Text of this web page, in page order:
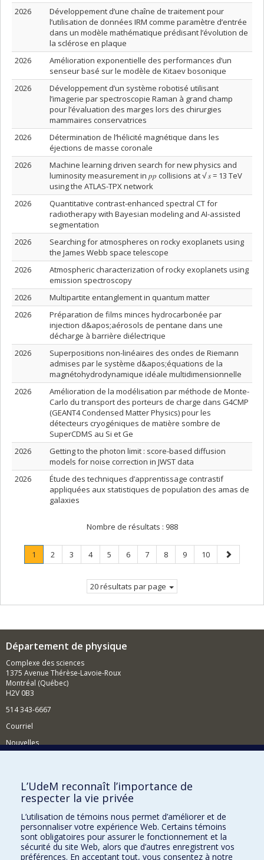
2026
Développement d’une chaîne de traitement pour
l’utilisation de données IRM comme paramètre d’entrée
dans un modèle mathématique prédisant l’évolution de
la sclérose en plaque
2026
Amélioration exponentielle des performances d’un
senseur basé sur le modèle de Kitaev bosonique
2026
Développement d’un système robotisé utilisant
l’imagerie par spectroscopie Raman à grand champ
pour l’évaluation des marges lors des chirurgies
mammaires conservatrices
2026
Détermination de l’hélicité magnétique dans les
éjections de masse coronale
2026
Machine learning driven search for new physics and
luminosity measurement in 𝑝𝑝 collisions at √ 𝑠 = 13 TeV
using the ATLAS-TPX network
2026
Quantitative contrast-enhanced spectral CT for
radiotherapy with Bayesian modeling and AI-assisted
segmentation
2026
Searching for atmospheres on rocky exoplanets using
the James Webb space telescope
2026
Atmospheric characterization of rocky exoplanets using
emission spectroscopy
2026
Multipartite entanglement in quantum matter
2026
Préparation de films minces hydrocarbonée par
injection d&apos;aérosols de pentane dans une
décharge à barrière diélectrique
2026
Superpositions non-linéaires des ondes de Riemann
admises par le système d&apos;équations de la
magnétohydrodynamique idéale multidimensionnelle
2026
Amélioration de la modélisation par méthode de Monte-
Carlo du transport des porteurs de charge dans G4CMP
(GEANT4 Condensed Matter Physics) pour les
détecteurs cryogéniques de matière sombre de
SuperCDMS au Si et Ge
2026
Getting to the photon limit : score-based diffusion
models for noise correction in JWST data
2026
Étude des techniques d’apprentissage contrastif
appliquées aux statistiques de population des amas de
galaxies
Nombre de résultats : 988
Page
1
Page
Page
2 Page
3 Page
4 Page
5 Page
6 Page
7 Page
8 Page
9 Page
10
Page
suivante
20 résultats par page
Département de physique
Complexe des sciences
1375 Avenue Thérèse-Lavoie-Roux
Montréal (Québec)
H2V 0B3
514 343-6667
Courriel
Nouvelles
Comment soutenir le Département?
BESOIN D'AIDE?
Plan du site
Signaler une erreur
Accessibilité
L’UdeM reconnaît l’importance de
respecter la vie privée
L’utilisation de témoins nous permet d’améliorer et de
personnaliser votre expérience Web. Certains témoins
sont obligatoires pour assurer le fonctionnement et la
sécurité du site Web, alors que d’autres enregistrent vos
préférences. En acceptant tout, vous consentez à notre